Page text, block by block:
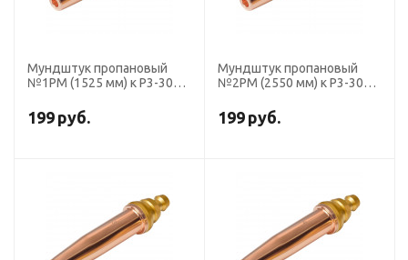
Мундштук пропановый
№1PM (1525 мм) к Р3-300 и
199 руб.
Мундштук пропановый
№2PM (2550 мм) к Р3-300 и
199 руб.